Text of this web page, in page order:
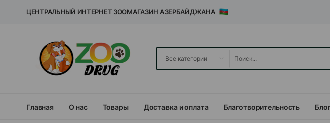
ЦЕНТРАЛЬНЫЙ ИНТЕРНЕТ ЗООМАГАЗИН АЗЕРБАЙДЖАНА
Главная О нас Товары Доставка и оплата Благотворительность